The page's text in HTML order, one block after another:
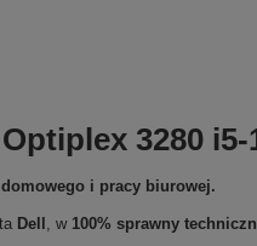
3280
i pracy biurowej.
Dell , w 100% sprawny